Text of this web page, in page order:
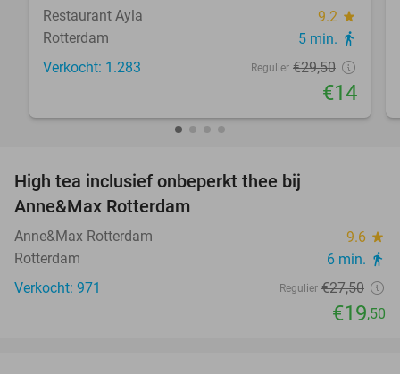
Restaurant Ayla
9.2 star
Rotterdam 5 min. directions_walk
Verkocht: 1.283 Regulier €29,50
€14
High tea inclusief onbeperkt thee bij
Anne&Max Rotterdam
Anne&Max Rotterdam 9.6 star
Rotterdam 6 min. directions_walk
Verkocht: 971 Regulier €27,50
€19,50